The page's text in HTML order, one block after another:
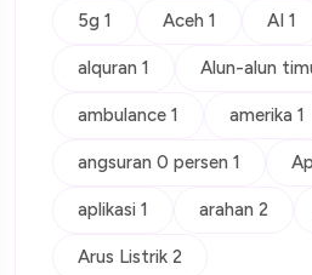
5g 1 Aceh 1 AI 1
alquran 1 Alun-alun
ambulance 1 amerika 1
angsuran 0 persen 1
aplikasi 1 arahan 2
Arus Listrik 2